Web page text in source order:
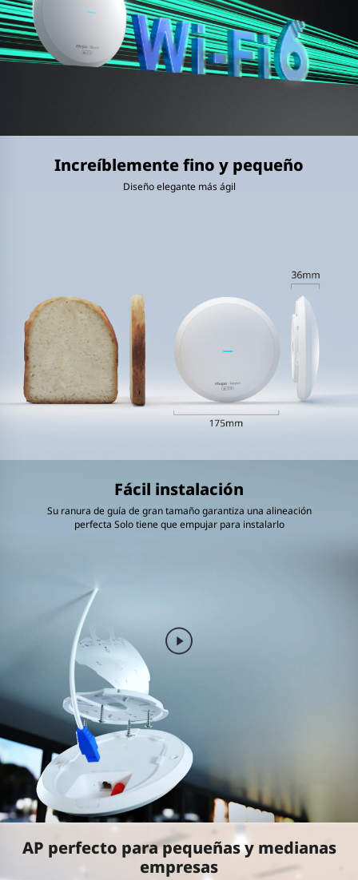
Increíblemente fino y pequeño
Diseño elegante más ágil
Fácil instalación
Su ranura de guía de gran tamaño garantiza una alineación
perfecta Solo tiene que empujar para instalarlo
AP perfecto para pequeñas y medianas
empresas